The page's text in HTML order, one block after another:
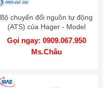
Bộ chuyển đổi nguồn tự động
(ATS) của Hager - Model
HZI911
Gọi ngay: 0909.067.950
Ms.Châu